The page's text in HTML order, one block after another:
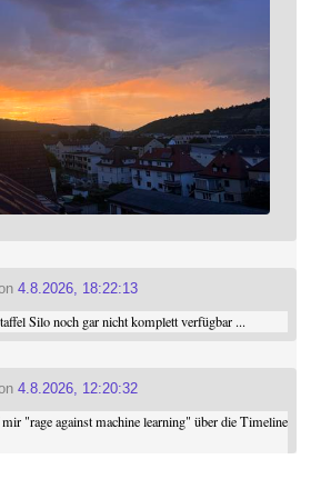
4.8.2026, 18:22:13
Silo noch gar nicht komplett verfügbar ...
4.8.2026, 12:20:32
"rage against machine learning" über die Timeline